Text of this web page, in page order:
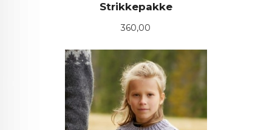
Strikkepakke
Pris
360,00